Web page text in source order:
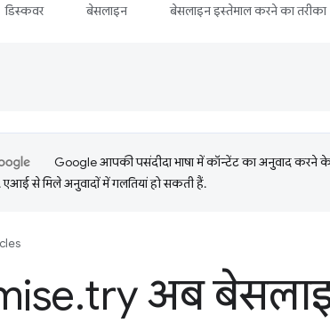
डिस्कवर बेसलाइन बेसलाइन इस्तेमाल करने का तरीका
Google आपकी पसंदीदा भाषा में कॉन्टेंट का अनुवाद करने
एआई से मिले अनुवादों में गलतियां हो सकती हैं.
.try अब